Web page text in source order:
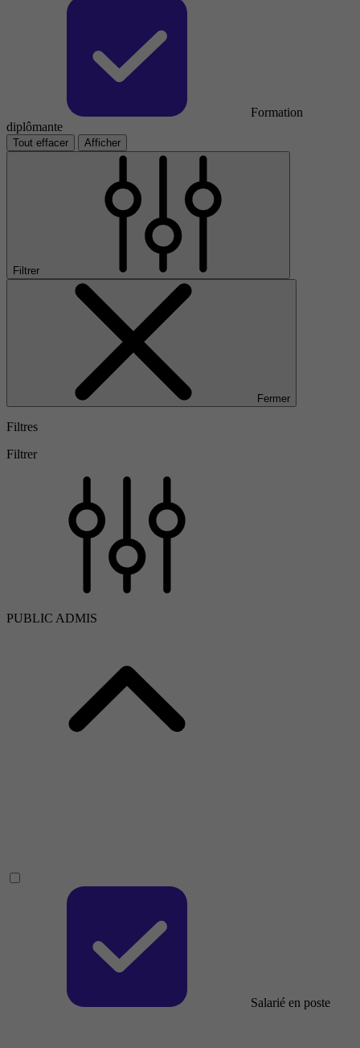
Formation
diplômante
Tout effacer Afficher
Filtrer
Fermer
Filtres
Filtrer
PUBLIC ADMIS
Salarié en poste